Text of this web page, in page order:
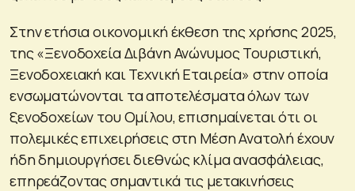
Στην ετήσια οικονομική έκθεση της χρήσης 2025,
της «Ξενοδοχεία Διβάνη Ανώνυμος Τουριστική,
Ξενοδοχειακή και Τεχνική Εταιρεία» στην οποία
ενσωματώνονται τα αποτελέσματα όλων των
ξενοδοχείων του Ομίλου, επισημαίνεται ότι οι
πολεμικές επιχειρήσεις στη Μέση Ανατολή έχουν
ήδη δημιουργήσει διεθνώς κλίμα ανασφάλειας,
επηρεάζοντας σημαντικά τις μετακινήσεις